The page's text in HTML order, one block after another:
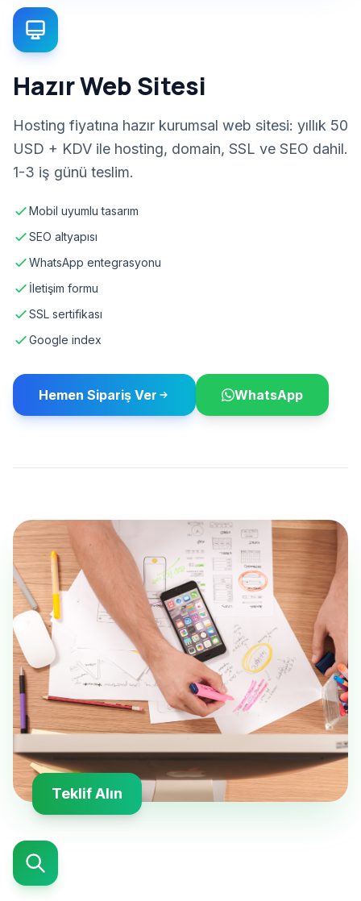
Hazır Web Sitesi
Hosting fiyatına hazır kurumsal web sitesi: yıllık 50
USD + KDV ile hosting, domain, SSL ve SEO dahil.
1-3 iş günü teslim.
Mobil uyumlu tasarım
SEO altyapısı
WhatsApp entegrasyonu
İletişim formu
SSL sertifikası
Google index
Hemen Sipariş Ver WhatsApp
Teklif Alın